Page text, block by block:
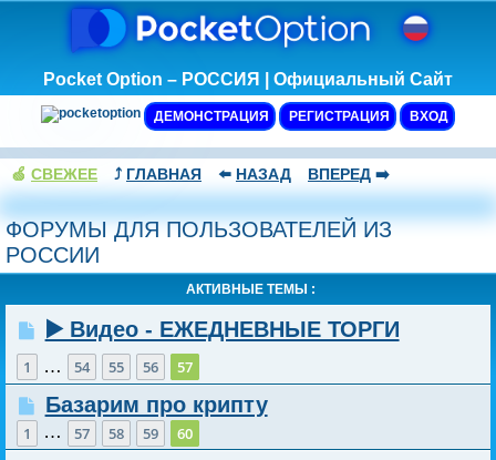
Pocket Option – РОССИЯ | Официальный Сайт
ДЕМОНСТРАЦИЯ РЕГИСТРАЦИЯ ВХОД
🍏 СВЕЖЕЕ ⤴️ ГЛАВНАЯ ⬅️ НАЗАД ВПЕРЕД ➡️
ФОРУМЫ ДЛЯ ПОЛЬЗОВАТЕЛЕЙ ИЗ
РОССИИ
АКТИВНЫЕ ТЕМЫ :
▶️ Видео - ЕЖЕДНЕВНЫЕ ТОРГИ
1 … 54 55 56 57
Базарим про крипту
1 … 57 58 59 60